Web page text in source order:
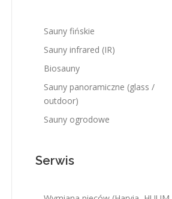
Sauny fińskie
Sauny infrared (IR)
Biosauny
Sauny panoramiczne (glass /
outdoor)
Sauny ogrodowe
Serwis